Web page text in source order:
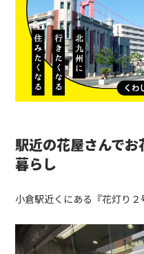
駅近の花屋さんで
暮らし
小倉駅近くにある『花灯り２